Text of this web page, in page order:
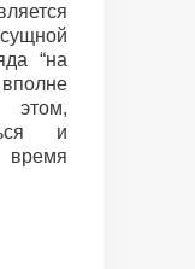
“на
и
время